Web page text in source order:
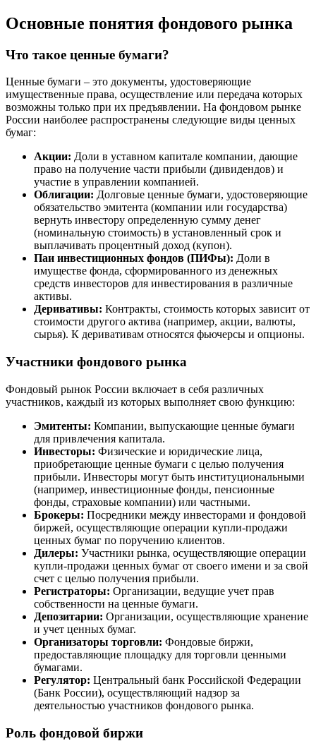
Основные понятия фондового рынка
Что такое ценные бумаги?
Ценные бумаги – это документы, удостоверяющие
имущественные права, осуществление или передача которых
возможны только при их предъявлении. На фондовом рынке
России наиболее распространены следующие виды ценных
бумаг:
Акции: Доли в уставном капитале компании, дающие
право на получение части прибыли (дивидендов) и
участие в управлении компанией.
Облигации: Долговые ценные бумаги, удостоверяющие
обязательство эмитента (компании или государства)
вернуть инвестору определенную сумму денег
(номинальную стоимость) в установленный срок и
выплачивать процентный доход (купон).
Паи инвестиционных фондов (ПИФы): Доли в
имуществе фонда, сформированного из денежных
средств инвесторов для инвестирования в различные
активы.
Деривативы: Контракты, стоимость которых зависит от
стоимости другого актива (например, акции, валюты,
сырья). К деривативам относятся фьючерсы и опционы.
Участники фондового рынка
Фондовый рынок России включает в себя различных
участников, каждый из которых выполняет свою функцию:
Эмитенты: Компании, выпускающие ценные бумаги
для привлечения капитала.
Инвесторы: Физические и юридические лица,
приобретающие ценные бумаги с целью получения
прибыли. Инвесторы могут быть институциональными
(например, инвестиционные фонды, пенсионные
фонды, страховые компании) или частными.
Брокеры: Посредники между инвесторами и фондовой
биржей, осуществляющие операции купли-продажи
ценных бумаг по поручению клиентов.
Дилеры: Участники рынка, осуществляющие операции
купли-продажи ценных бумаг от своего имени и за свой
счет с целью получения прибыли.
Регистраторы: Организации, ведущие учет прав
собственности на ценные бумаги.
Депозитарии: Организации, осуществляющие хранение
и учет ценных бумаг.
Организаторы торговли: Фондовые биржи,
предоставляющие площадку для торговли ценными
бумагами.
Регулятор: Центральный банк Российской Федерации
(Банк России), осуществляющий надзор за
деятельностью участников фондового рынка.
Роль фондовой биржи